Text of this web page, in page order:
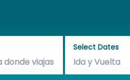
Select Dates